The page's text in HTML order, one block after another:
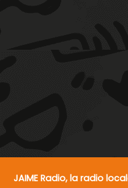
JAIME Radio, la radio